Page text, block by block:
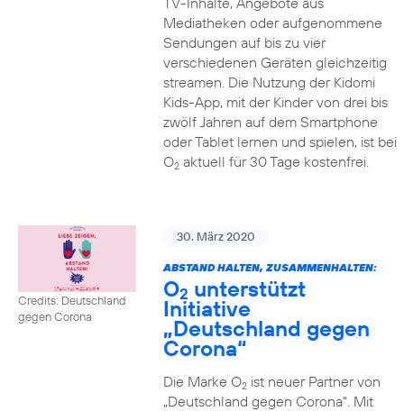
Mediatheken oder aufgenommene
Sendungen auf bis zu vier
verschiedenen Geräten gleichzeitig
streamen. Die Nutzung der Kidomi
Kids-App, mit der Kinder von drei bis
zwölf Jahren auf dem Smartphone
oder Tablet lernen und spielen, ist bei
O2aktuell für 30 Tage kostenfrei.
Credits: Deutschland
gegen Corona
30. März 2020
ABSTAND HALTEN, ZUSAMMENHALTEN:
O2 unterstützt
Initiative
„Deutschland gegen
Corona“
Die Marke O2ist neuer Partner von
„Deutschland gegen Corona“. Mit